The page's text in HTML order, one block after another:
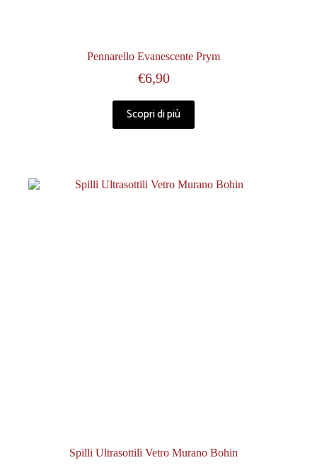
Pennarello Evanescente Prym
€6,90
Scopri di più
Spilli Ultrasottili Vetro Murano Bohin